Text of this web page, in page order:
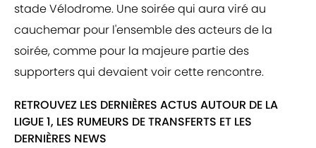
stade Vélodrome. Une soirée qui aura viré au
cauchemar pour l'ensemble des acteurs de la
soirée, comme pour la majeure partie des
supporters qui devaient voir cette rencontre.
RETROUVEZ LES DERNIÈRES ACTUS AUTOUR DE LA
LIGUE 1, LES RUMEURS DE TRANSFERTS ET LES
DERNIÈRES NEWS